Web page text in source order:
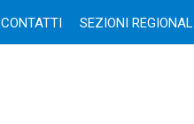
CONTATTI SEZIONI